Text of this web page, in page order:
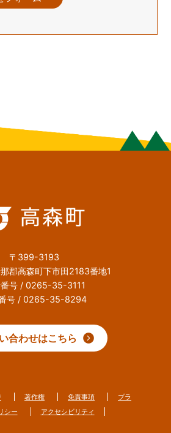
〒399-3193
郡高森町下市田2183番地1
番号 / 0265-35-3111
号 / 0265-35-8294
合わせはこちら
著作権 免責事項
プラ
シー
アクセシビリティ